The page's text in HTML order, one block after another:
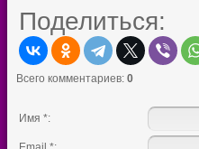
Поделиться:
Всего комментариев: 0
Имя *: